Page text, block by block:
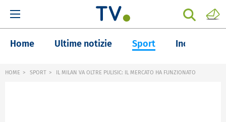
Home Ultime notizie Sport Inchieste
HOME SPORT IL MILAN VA OLTRE PULISIC: IL MERCATO HA FUNZIONATO